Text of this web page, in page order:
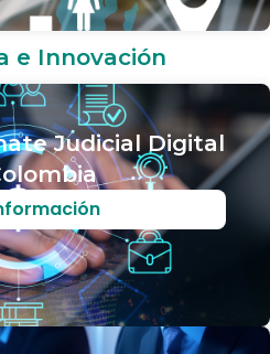
e Innovación
Judicial Digital